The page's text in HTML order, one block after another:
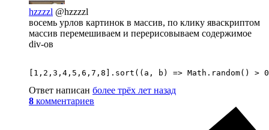
hzzzzl @hzzzzl
восемь урлов картинок в массив, по клику яваскриптом
массив перемешиваем и перерисовываем содержимое
div-ов
[1,2,3,4,5,6,7,8].sort((a, b) => Math.random() >
Ответ написан более трёх лет назад
8 комментариев